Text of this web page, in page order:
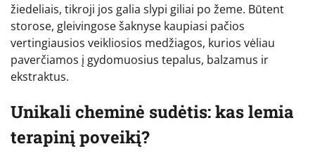
žiedeliais, tikroji jos galia slypi giliai po žeme. Būtent
storose, gleivingose šaknyse kaupiasi pačios
vertingiausios veikliosios medžiagos, kurios vėliau
paverčiamos į gydomuosius tepalus, balzamus ir
ekstraktus.
Unikali cheminė sudėtis: kas lemia
terapinį poveikį?